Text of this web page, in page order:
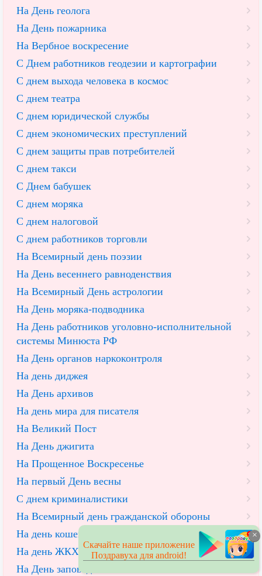
На День геолога
На День пожарника
На Вербное воскресение
С Днем работников геодезии и картографии
С днем выхода человека в космос
С днем театра
С днем юридической службы
С днем экономических преступлений
С днем защиты прав потребителей
С днем такси
С Днем бабушек
С днем моряка
С днем налоговой
С днем работников торговли
На Всемирный день поэзии
На День весеннего равноденствия
На Всемирный День астрологии
На День моряка-подводника
На День работников уголовно-исполнительной
системы Минюста РФ
На День органов наркоконтроля
На день диджея
На День архивов
На день мира для писателя
На Великий Пост
На День джигита
На Прощенное Воскресенье
На первый День весны
С днем криминалистики
На Всемирный день гражданской обороны
На день кошек в России
На день ЖКХ
На День заповедников
×
Скачайте наше приложение
Поздравуха для android!